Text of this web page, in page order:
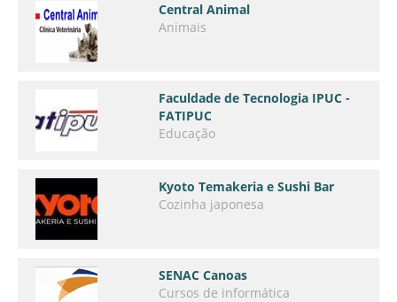
Central Animal
Animais
Faculdade de Tecnologia IPUC -
FATIPUC
Educação
Kyoto Temakeria e Sushi Bar
Cozinha japonesa
SENAC Canoas
Cursos de informática